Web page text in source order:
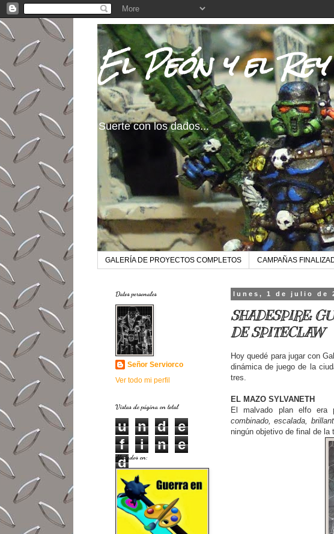
El Peón y el Rey
Suerte con los dados...
GALERÍA DE PROYECTOS COMPLETOS CAMPAÑAS
lunes, 1 de julio de
SHADESPIRE:
DE SPITECLAW
Hoy quedé para jugar con
dinámica de juego de la
tres.
EL MAZO SYLVANETH
El malvado plan elfo era
combinado, escalada,
ningún objetivo de final de la
Datos personales
Señor Serviorco
Ver todo mi perfil
Vistas de página en total
u n d
e
f
i n
e
d
Alistados en: